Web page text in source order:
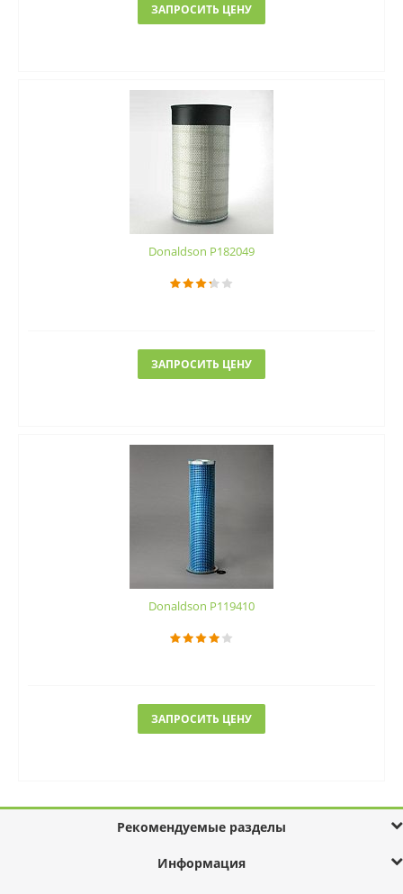
ЗАПРОСИТЬ ЦЕНУ
Donaldson P182049
ЗАПРОСИТЬ ЦЕНУ
Donaldson P119410
ЗАПРОСИТЬ ЦЕНУ
Рекомендуемые разделы
Информация